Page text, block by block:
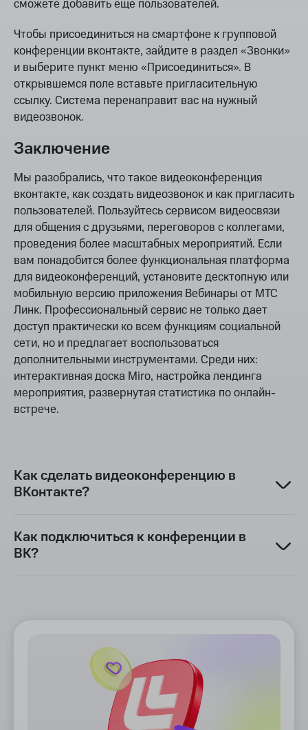
сможете добавить еще пользователей.
Чтобы присоединиться на смартфоне к групповой
конференции вконтакте, зайдите в раздел «Звонки»
и выберите пункт меню «Присоединиться». В
открывшемся поле вставьте пригласительную
ссылку. Система перенаправит вас на нужный
видеозвонок.
Заключение
Мы разобрались, что такое видеоконференция
вконтакте, как создать видеозвонок и как пригласить
пользователей. Пользуйтесь сервисом видеосвязи
для общения с друзьями, переговоров с коллегами,
проведения более масштабных мероприятий. Если
вам понадобится более функциональная платформа
для видеоконференций, установите десктопную или
мобильную версию приложения Вебинары от МТС
Линк. Профессиональный сервис не только дает
доступ практически ко всем функциям социальной
сети, но и предлагает воспользоваться
дополнительными инструментами. Среди них:
интерактивная доска Miro, настройка лендинга
мероприятия, развернутая статистика по онлайн-
встрече.
Как сделать видеоконференцию в
ВКонтакте?
Как подключиться к конференции в
ВК?